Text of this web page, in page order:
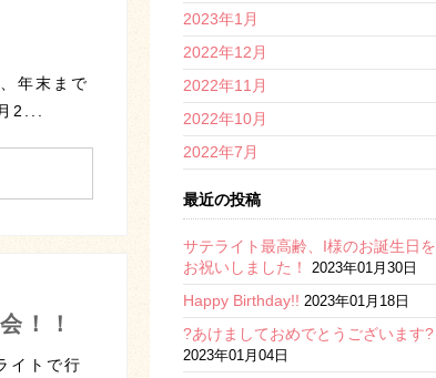
年末まで
2...
！！
イトで行
2023年1月
2022年12月
2022年11月
2022年10月
2022年7月
最近の投稿
サテライト最高齢、I様のお誕生日を
お祝いしました！
2023年01月30日
Happy Birthday!! 2023年01月18日
?あけましておめでとうございます?
2023年01月04日